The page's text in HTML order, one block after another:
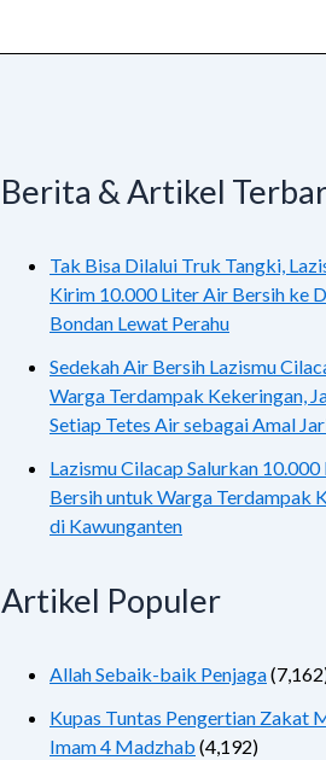
Berita & Artikel
Tak Bisa Dilalui Truk Tangki,
Kirim 10.000 Liter Air Bersih ke
Bondan Lewat Perahu
Sedekah Air Bersih Lazismu
Warga Terdampak Kekeringan,
Setiap Tetes Air sebagai Amal
Lazismu Cilacap Salurkan
Bersih untuk Warga Terdampak
di Kawunganten
Artikel Populer
Allah Sebaik-baik Penjaga
Kupas Tuntas Pengertian Zakat
Imam 4 Madzhab (4,192)